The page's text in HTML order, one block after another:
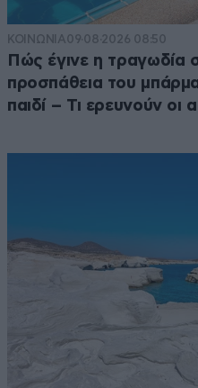
ΚΟΙΝΩΝΙΑ09·08·2026 08:50
Πώς έγινε η τραγωδία
προσπάθεια του
παιδί – Τι ερευνούν οι